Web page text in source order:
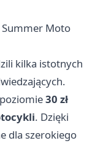
Moto
kilka istotnych
30 zł
. Dzięki
dla szerokiego